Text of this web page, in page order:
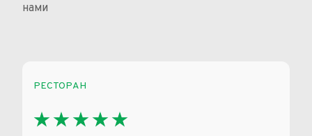
нами
РЕСТОРАН